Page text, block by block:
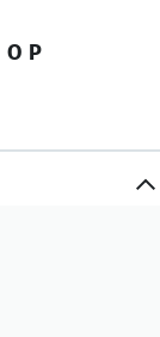
O P